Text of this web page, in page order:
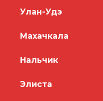
Улан-Удэ
Махачкала
Нальчик
Элиста